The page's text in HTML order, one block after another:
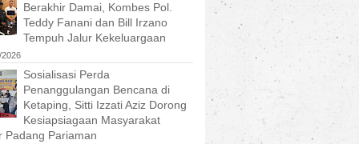
Berakhir Damai, Kombes Pol.
Teddy Fanani dan Bill Irzano
Tempuh Jalur Kekeluargaan
Sosialisasi Perda
Penanggulangan Bencana di
Ketaping, Sitti Izzati Aziz Dorong
Kesiapsiagaan Masyarakat
Padang Pariaman